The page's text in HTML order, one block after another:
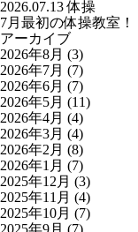
2026.07.13体操
7月最初の体操教室！
アーカイブ
2026年8月 (3)
2026年7月 (7)
2026年6月 (7)
2026年5月 (11)
2026年4月 (4)
2026年3月 (4)
2026年2月 (8)
2026年1月 (7)
2025年12月 (3)
2025年11月 (4)
2025年10月 (7)
2025年9月 (7)